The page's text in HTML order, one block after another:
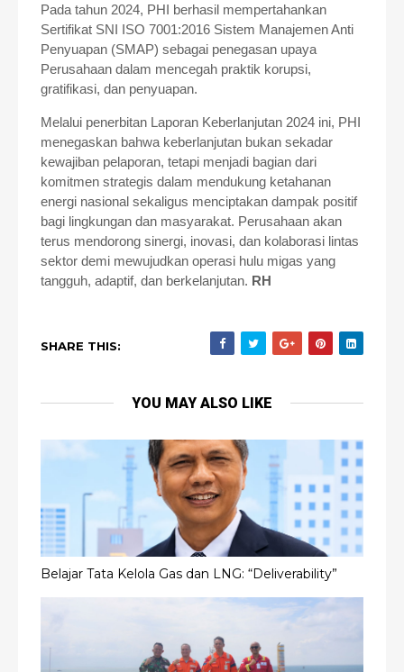
Pada tahun 2024, PHI berhasil mempertahankan
Sertifikat SNI ISO 7001:2016 Sistem Manajemen Anti
Penyuapan (SMAP) sebagai penegasan upaya
Perusahaan dalam mencegah praktik korupsi,
gratifikasi, dan penyuapan.
Melalui penerbitan Laporan Keberlanjutan 2024 ini, PHI
menegaskan bahwa keberlanjutan bukan sekadar
kewajiban pelaporan, tetapi menjadi bagian dari
komitmen strategis dalam mendukung ketahanan
energi nasional sekaligus menciptakan dampak positif
bagi lingkungan dan masyarakat. Perusahaan akan
terus mendorong sinergi, inovasi, dan kolaborasi lintas
sektor demi mewujudkan operasi hulu migas yang
tangguh, adaptif, dan berkelanjutan. RH
SHARE THIS:
YOU MAY ALSO LIKE
Belajar Tata Kelola Gas dan LNG: “Deliverability”